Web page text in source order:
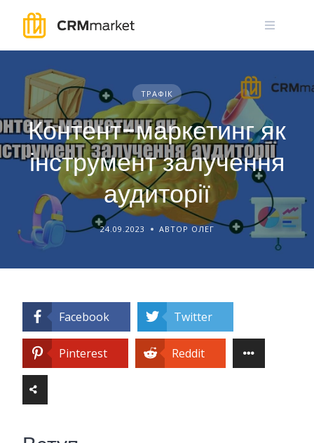
content
ТРАФІК
Контент-маркетинг як
інструмент залучення
аудиторії
24.09.2023 АВТОР ОЛЕГ
Facebook Twitter
Pinterest Reddit